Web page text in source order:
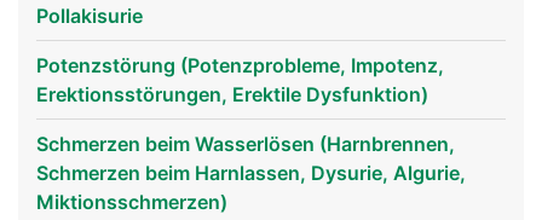
Pollakisurie
Potenzstörung (Potenzprobleme, Impotenz,
Erektionsstörungen, Erektile Dysfunktion)
Schmerzen beim Wasserlösen (Harnbrennen,
Schmerzen beim Harnlassen, Dysurie, Algurie,
Miktionsschmerzen)